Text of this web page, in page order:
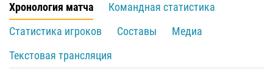
Хронология матча
Командная статистика
Статистика игроков
Составы
Медиа
Текстовая трансляция